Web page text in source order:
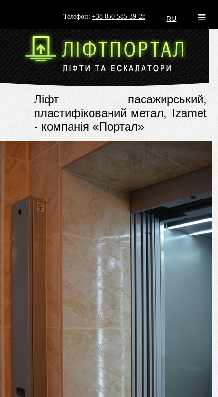
Телефон: +38 050 585-39-28 RU
Ліфт пасажирський,
пластифікований метал, Izamet
- компанія «Портал»